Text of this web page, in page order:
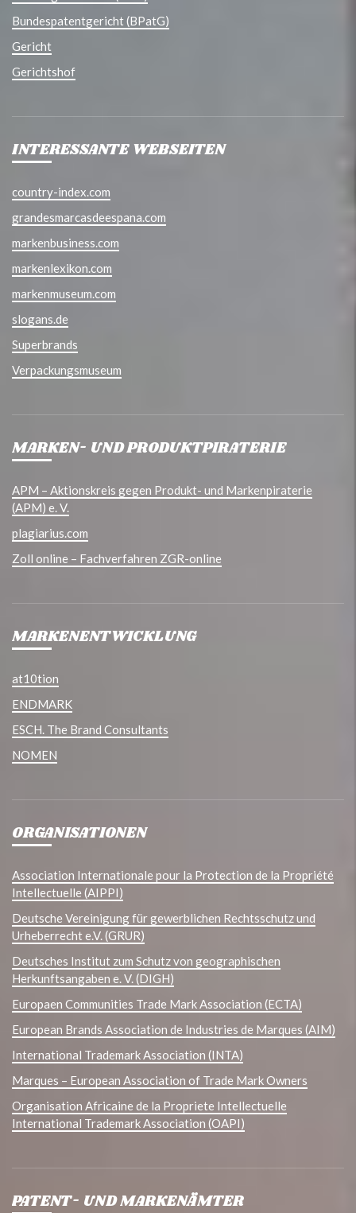
Bundespatentgericht (BPatG)
Gericht
Gerichtshof
INTERESSANTE WEBSEITEN
country-index.com
grandesmarcasdeespana.com
markenbusiness.com
markenlexikon.com
markenmuseum.com
slogans.de
Superbrands
Verpackungsmuseum
MARKEN- UND PRODUKTPIRATERIE
APM – Aktionskreis gegen Produkt- und Markenpiraterie
(APM) e. V.
plagiarius.com
Zoll online – Fachverfahren ZGR-online
MARKENENTWICKLUNG
at10tion
ENDMARK
ESCH. The Brand Consultants
NOMEN
ORGANISATIONEN
Association Internationale pour la Protection de la Propriété
Intellectuelle (AIPPI)
Deutsche Vereinigung für gewerblichen Rechtsschutz und
Urheberrecht e.V. (GRUR)
Deutsches Institut zum Schutz von geographischen
Herkunftsangaben e. V. (DIGH)
Europaen Communities Trade Mark Association (ECTA)
European Brands Association de Industries de Marques (AIM)
International Trademark Association (INTA)
Marques – European Association of Trade Mark Owners
Organisation Africaine de la Propriete Intellectuelle
International Trademark Association (OAPI)
PATENT- UND MARKENÄMTER